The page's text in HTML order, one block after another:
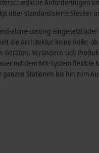
Anforderungen
über standardisierte Stecker
alone-Lösung eingesetzt
die Architektur keine Rolle:
Geräten. Verändern sich
mit dem MX-System flexible
Stationen bis hin zum